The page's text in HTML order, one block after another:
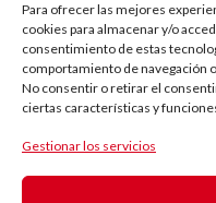
Para ofrecer las mejores
cookies para almacenar y/o
consentimiento de estas
comportamiento de navegación
No consentir o retirar el
ciertas características y
Gestionar los servicios
El camino